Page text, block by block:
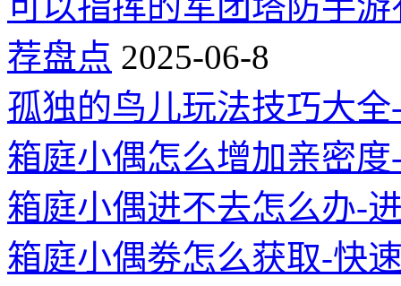
荐盘点 2025-06-8
孤独的鸟儿玩法技巧大
箱庭小偶怎么增加亲密
箱庭小偶进不去怎么办-
箱庭小偶劵怎么获取-快